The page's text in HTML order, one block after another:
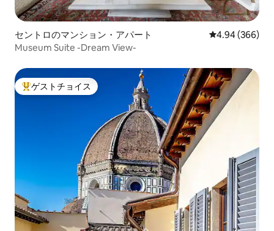
セントロのマンション・アパート レビュー366
4.94 (366)
Museum Suite -Dream View-
大好評のゲストチョイスです。
ゲストチョイス